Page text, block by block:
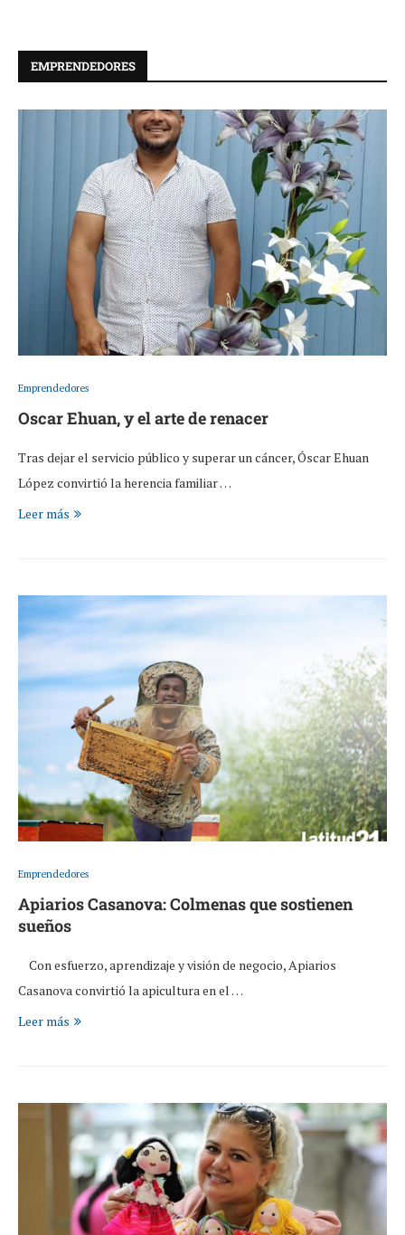
EMPRENDEDORES
Emprendedores
Oscar Ehuan, y el arte de renacer
Tras dejar el servicio público y superar un cáncer, Óscar Ehuan
López convirtió la herencia familiar …
Leer más
Emprendedores
Apiarios Casanova: Colmenas que sostienen
sueños
Con esfuerzo, aprendizaje y visión de negocio, Apiarios
Casanova convirtió la apicultura en el …
Leer más